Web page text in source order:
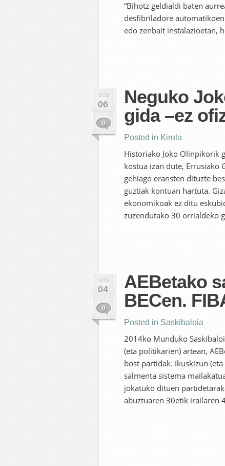
“Bihotz geldialdi baten
desfibriladore
edo zenbait instalazioetan,
OTS
06
0
Neguko
gida –ez
Posted in Kirola
Historiako Joko Olinpikorik
kostua izan dute, Errusiako
gehiago eransten dituzte
guztiak kontuan hartuta.
ekonomikoak ez ditu
zuzendutako 30 orrialdeko
OTS
04
0
AEBetako
BECen.
Posted in Saskibaloia
2014ko Munduko
(eta politikarien) artean,
bost partidak. Ikuskizun
salmenta sistema
jokatuko dituen
abuztuaren 30etik irailaren